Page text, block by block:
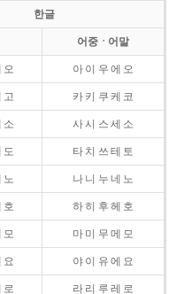
한글
어중ㆍ어말
오 아 이 우 에 오
고 카 키 쿠 케 코
소 사 시 스 세 소
도 타 치 쓰 테 토
노 나 니 누 네 노
호 하 히 후 헤 호
모 마 미 무 메 모
요 야 이 유 에 요
로 라 리 루 레 로